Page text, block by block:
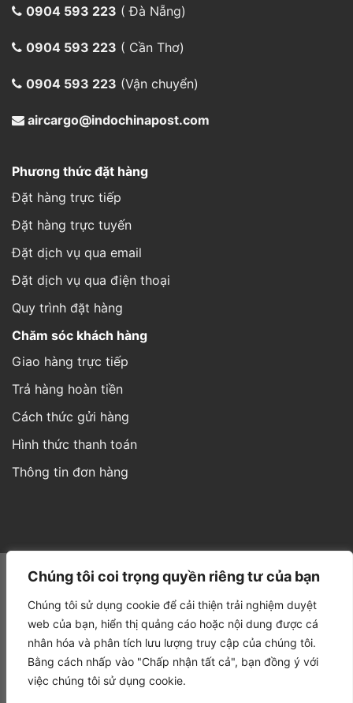
Chúng tôi coi trọng quyền riêng tư của bạn
Chúng tôi sử dụng cookie để cải thiện trải nghiệm duyệt
web của bạn, hiển thị quảng cáo hoặc nội dung được cá
nhân hóa và phân tích lưu lượng truy cập của chúng tôi.
Bằng cách nhấp vào "Chấp nhận tất cả", bạn đồng ý với
việc chúng tôi sử dụng cookie.
0904 593 223 ( Đà Nẵng)
0904 593 223 ( Cần Thơ)
0904 593 223 (Vận chuyển)
aircargo@indochinapost.com
Phương thức đặt hàng
Đặt hàng trực tiếp
Đặt hàng trực tuyến
Đặt dịch vụ qua email
Đặt dịch vụ qua điện thoại
Quy trình đặt hàng
Chăm sóc khách hàng
Giao hàng trực tiếp
Trả hàng hoàn tiền
Cách thức gửi hàng
Hình thức thanh toán
Thông tin đơn hàng
Website được thiết kế và phát triển bởi IT Á Châu Media